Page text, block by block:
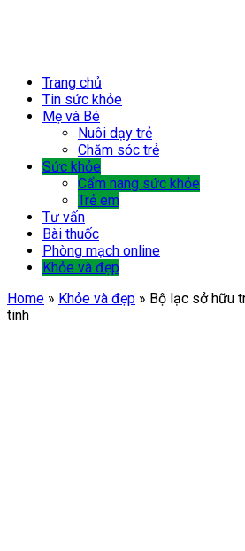
Trang chủ
Tin sức khỏe
Mẹ và Bé
Nuôi dạy trẻ
Chăm sóc trẻ
Sức khỏe
Cẩm nang sức khỏe
Trẻ em
Tư vấn
Bài thuốc
Phòng mạch online
Khỏe và đẹp
Home » Khỏe và đẹp » Bộ lạc sở hữu
tinh